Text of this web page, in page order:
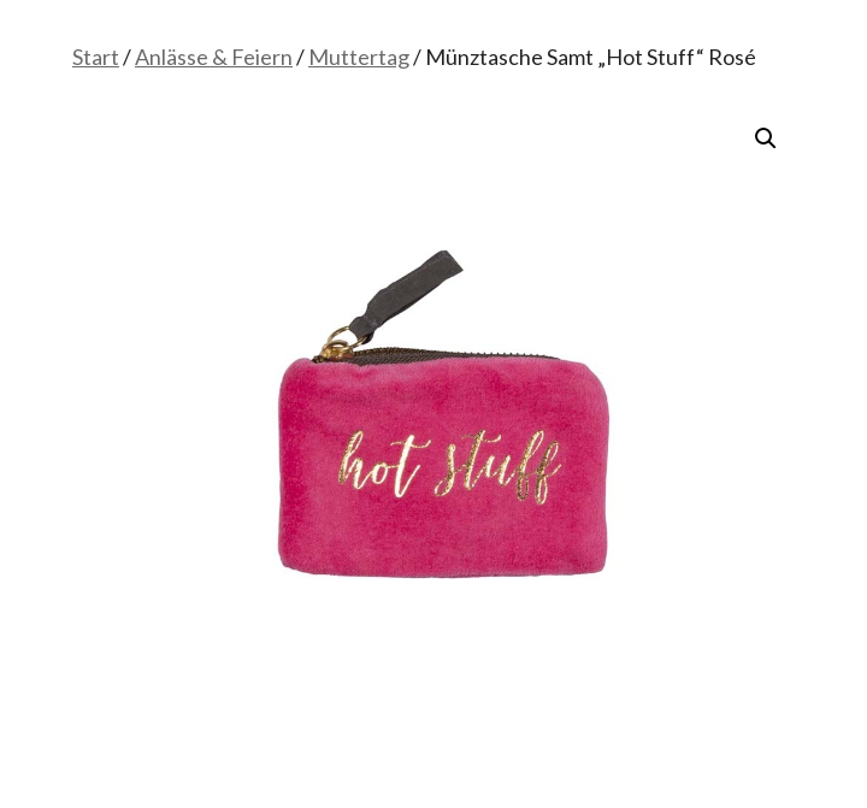
Start/Anlässe & Feiern/ Muttertag/ Münztasche Samt „Hot Stuff“ Rosé